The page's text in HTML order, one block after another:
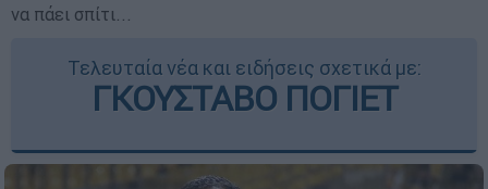
να πάει σπίτι...
Τελευταία νέα και ειδήσεις σχετικά με:
ΓΚΟΥΣΤΑΒΟ ΠΟΓΙΕΤ